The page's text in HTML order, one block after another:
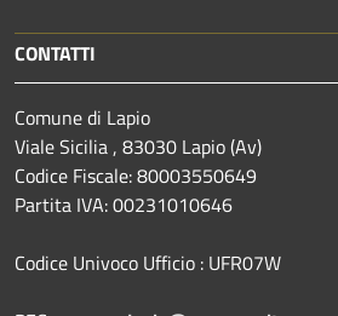
CONTATTI
Comune di Lapio
Viale Sicilia , 83030 Lapio (Av)
Codice Fiscale: 80003550649
Partita IVA: 00231010646
Codice Univoco Ufficio : UFR07W